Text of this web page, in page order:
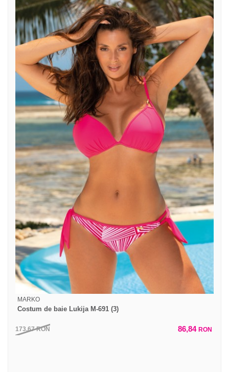
MARKO
Costum de baie Lukija M-691 (3)
173,67RON 86,84 RON